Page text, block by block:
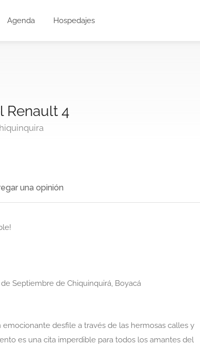
Agenda Hospedajes
Renault 4
una opinión
Septiembre de Chiquinquirá, Boyacá
desfile a través de las hermosas calles y
es una cita imperdible para todos los amantes del